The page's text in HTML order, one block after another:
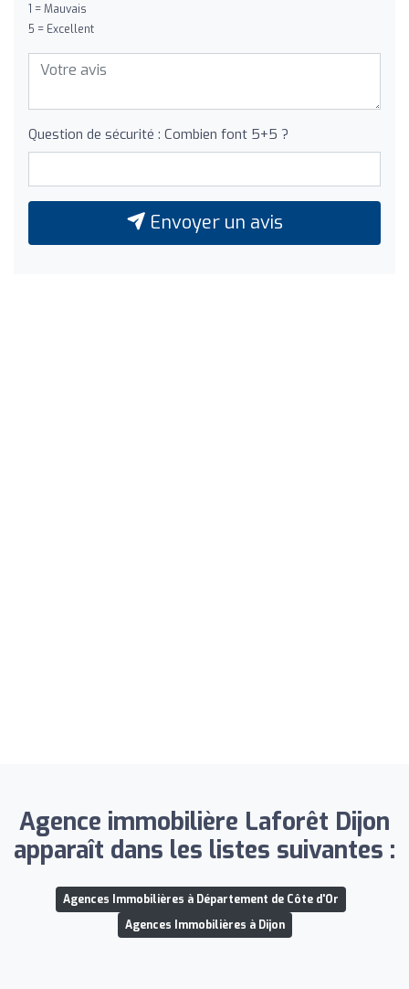
1 = Mauvais
5 = Excellent
Question de sécurité : Combien font 5+5 ?
Envoyer un avis
Agence immobilière Laforêt Dijon
apparaît dans les listes suivantes :
Agences Immobilières à Département de Côte d'Or
Agences Immobilières à Dijon